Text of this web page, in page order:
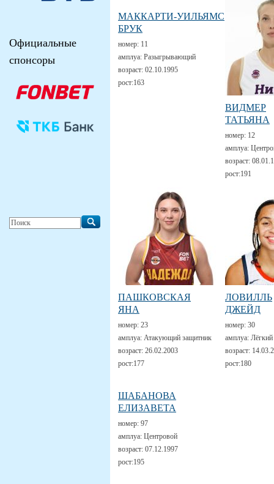
МАККАРТИ-УИЛЬЯМС
БРУК
номер: 11
амплуа: Разыгрывающий
возраст: 02.10.1995
рост:163
ВИДМЕР
ТАТЬЯНА
номер: 12
амплуа:
возраст:
рост:191
ПАШКОВСКАЯ
ЯНА
номер: 23
амплуа: Атакующий защитник
возраст: 26.02.2003
рост:177
ЛОВИЛЛЬ
ДЖЕЙД
номер: 30
амплуа:
возраст:
рост:180
ШАБАНОВА
ЕЛИЗАВЕТА
номер: 97
амплуа: Центровой
возраст: 07.12.1997
рост:195
Официальные
спонсоры